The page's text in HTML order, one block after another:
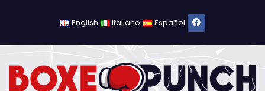
English Italiano Español